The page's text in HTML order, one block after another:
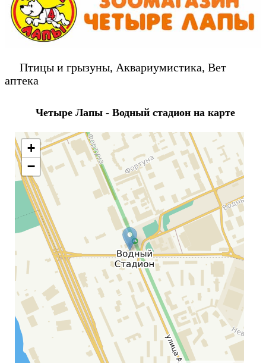
Птицы и грызуны, Аквариумистика, Вет
аптека
Четыре Лапы - Водный стадион на карте
+
−